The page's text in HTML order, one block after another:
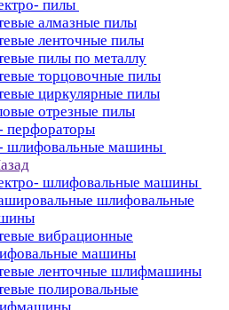
пилы
алмазные пилы
ленточные пилы
пилы по металлу
торцовочные пилы
циркулярные пилы
отрезные пилы
перфораторы
шлифовальные машины
шлифовальные машины
шлифовальные
вибрационные
машины
ленточные шлифмашины
полировальные